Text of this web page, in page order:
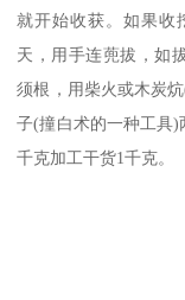
就开始收获。如果收
天，用手连蔸拔，如
须根，用柴火或木炭
子(撞白术的一种工具)
千克加工干货1千克。